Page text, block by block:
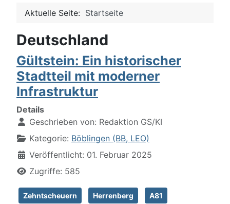
Aktuelle Seite: Startseite
Deutschland
Gültstein: Ein historischer
Stadtteil mit moderner
Infrastruktur
Details
Geschrieben von: Redaktion GS/KI
Kategorie: Böblingen (BB, LEO)
Veröffentlicht: 01. Februar 2025
Zugriffe: 585
Zehntscheuern Herrenberg A81